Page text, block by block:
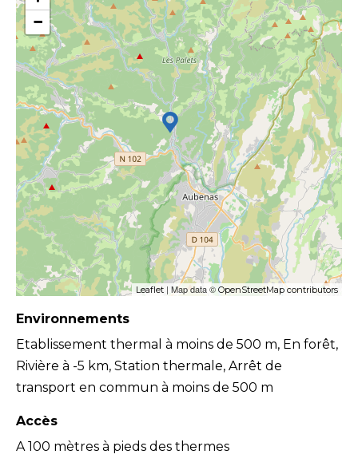
−
Leaflet | Map data © OpenStreetMap contributors
Environnements
Etablissement thermal à moins de 500 m, En forêt,
Rivière à -5 km, Station thermale, Arrêt de
transport en commun à moins de 500 m
Accès
A 100 mètres à pieds des thermes